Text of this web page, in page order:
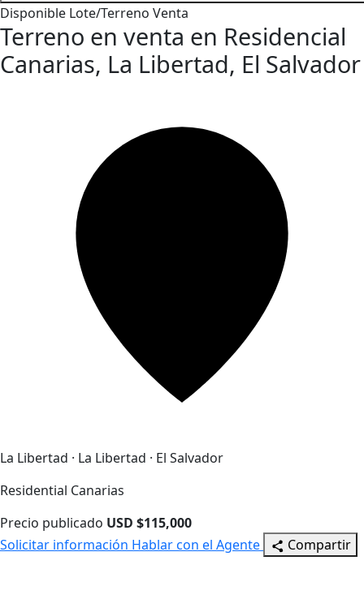
Disponible Lote/Terreno Venta
Terreno en venta en Residencial
Canarias, La Libertad, El Salvador
La Libertad · La Libertad · El Salvador
Residential Canarias
Precio publicado USD $115,000
Solicitar información Hablar con el Agente Compartir